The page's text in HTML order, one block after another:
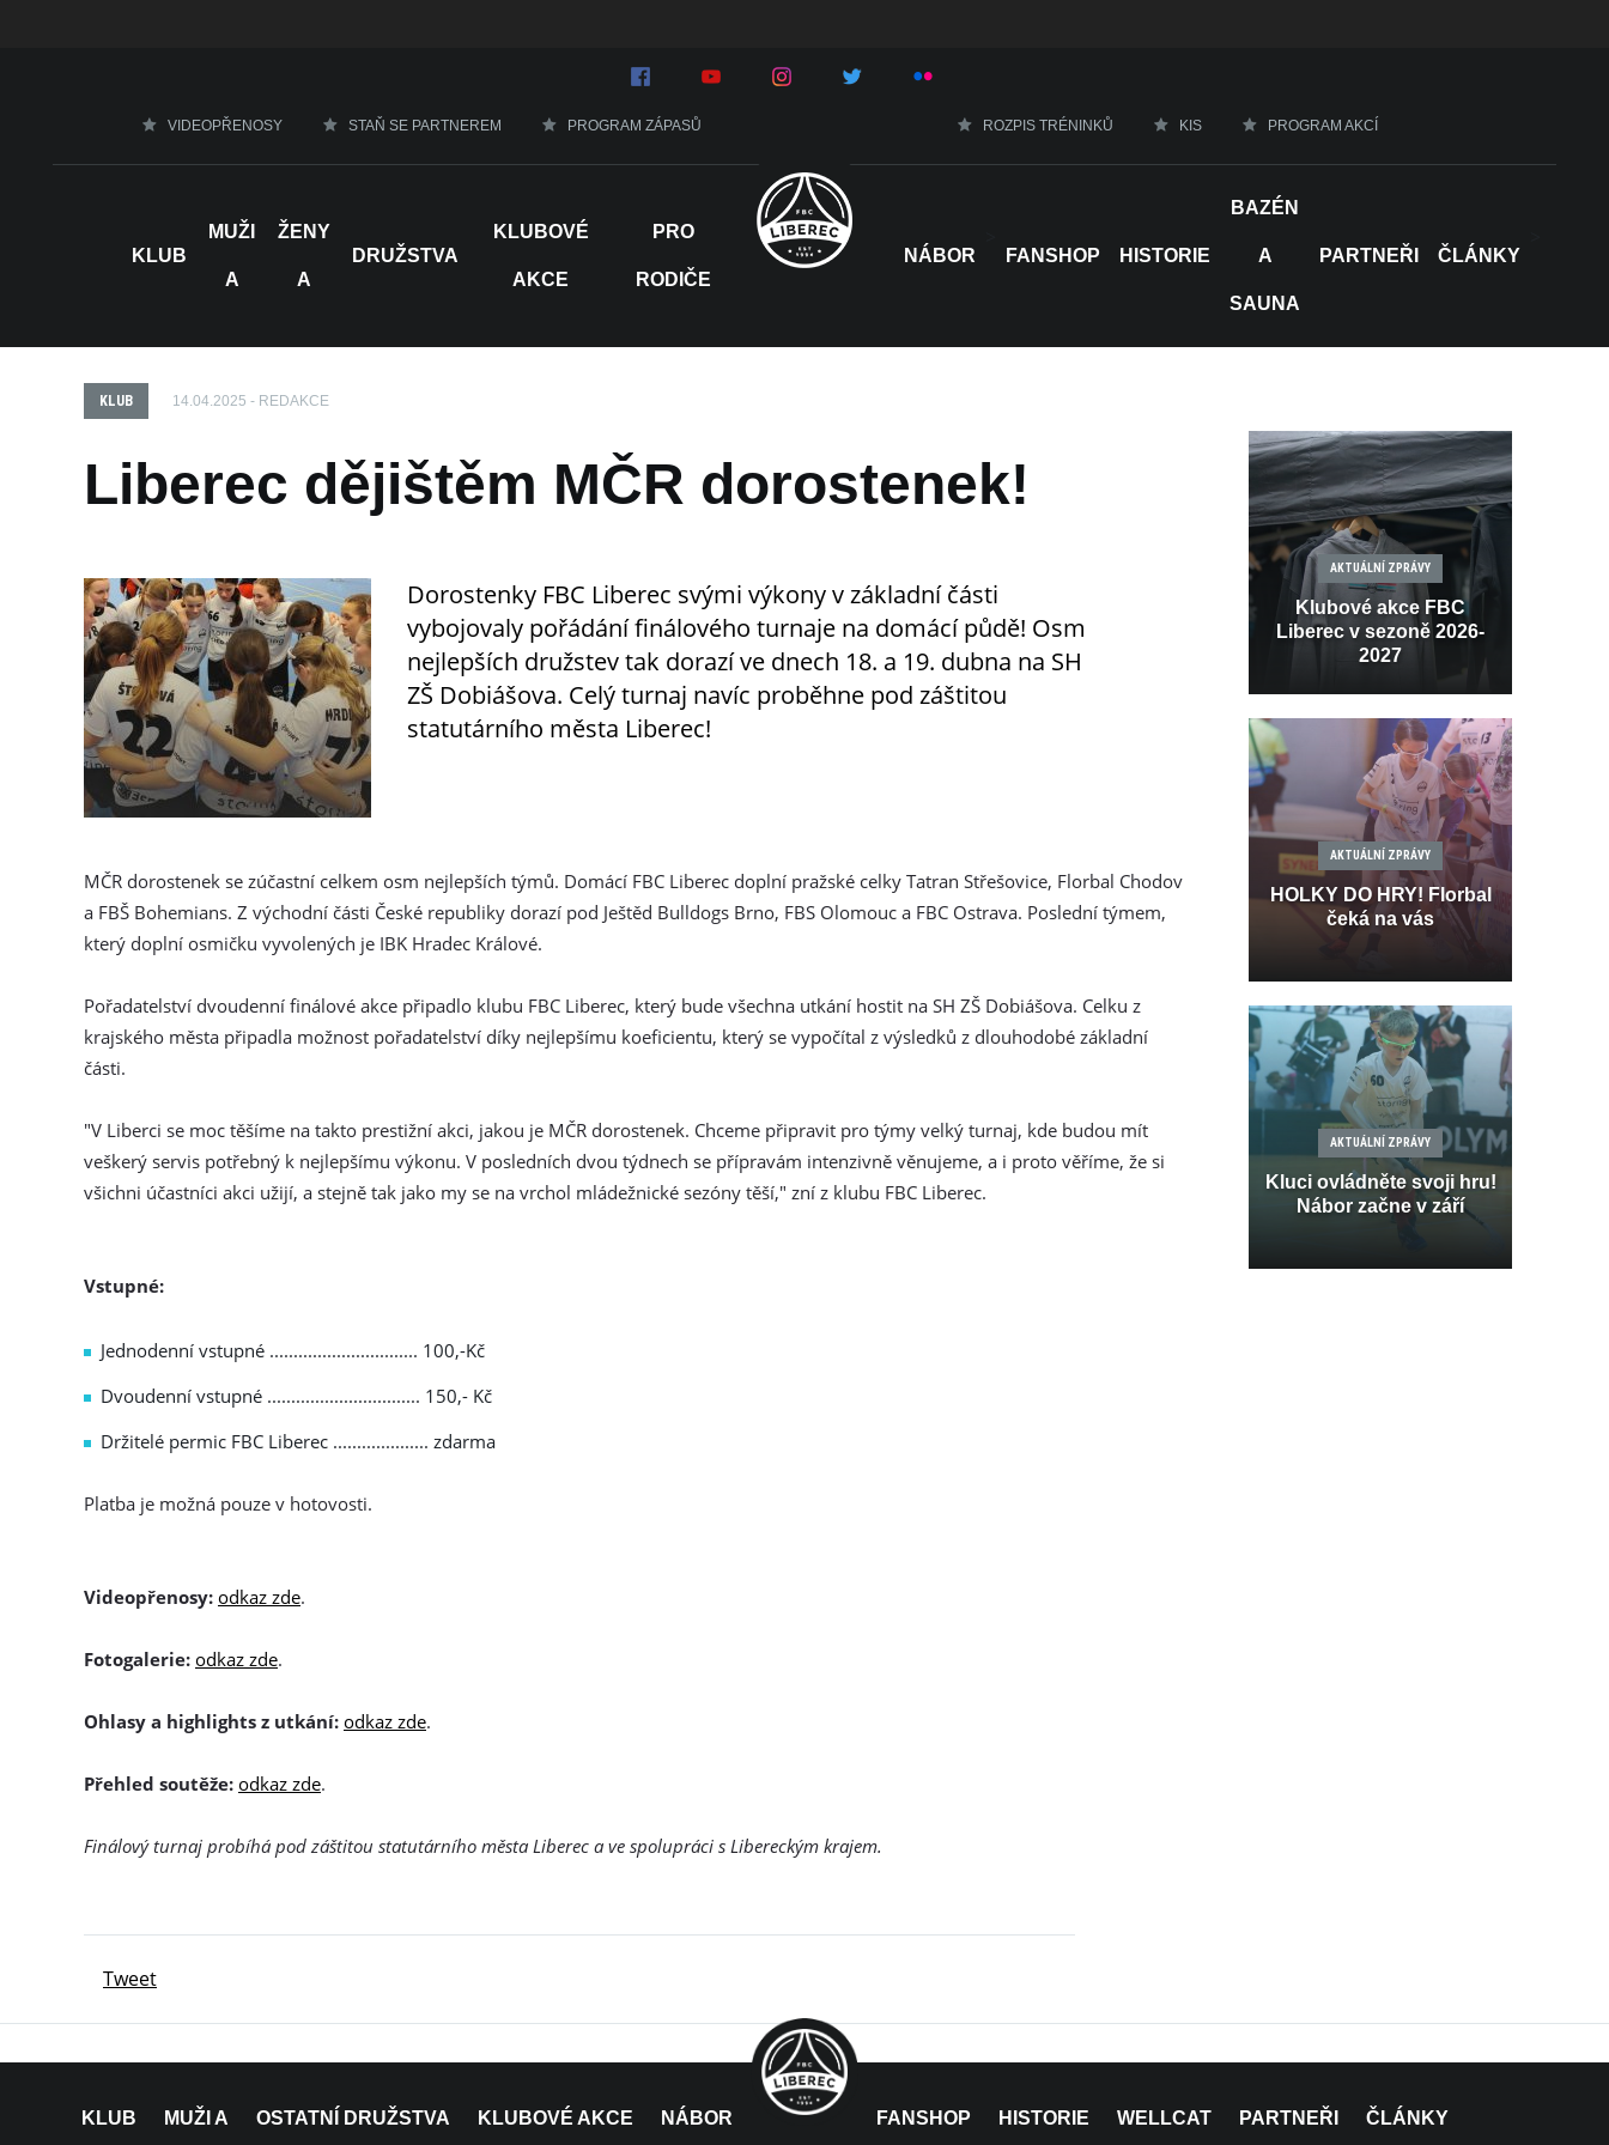
VIDEOPŘENOSY STAŇ SE PARTNEREM PROGRAM ZÁPASŮ ROZPIS TRÉNINKŮ KIS PROGRAM AKCÍ
KLUB
MUŽI
A
ŽENY
A
DRUŽSTVA
KLUBOVÉ
AKCE
PRO
RODIČE
NÁBOR FANSHOP HISTORIE
BAZÉN
A
SAUNA
PARTNEŘI ČLÁNKY
KLUB 14.04.2025 - REDAKCE
Liberec dějištěm MČR dorostenek!
Dorostenky FBC Liberec svými výkony v základní části
vybojovaly pořádání finálového turnaje na domácí půdě! Osm
nejlepších družstev tak dorazí ve dnech 18. a 19. dubna na SH
ZŠ Dobiášova. Celý turnaj navíc proběhne pod záštitou
statutárního města Liberec!
MČR dorostenek se zúčastní celkem osm nejlepších týmů. Domácí FBC Liberec doplní pražské celky Tatran Střešovice, Florbal Chodov
a FBŠ Bohemians. Z východní části České republiky dorazí pod Ještěd Bulldogs Brno, FBS Olomouc a FBC Ostrava. Poslední týmem,
který doplní osmičku vyvolených je IBK Hradec Králové.
Pořadatelství dvoudenní finálové akce připadlo klubu FBC Liberec, který bude všechna utkání hostit na SH ZŠ Dobiášova. Celku z
krajského města připadla možnost pořadatelství díky nejlepšímu koeficientu, který se vypočítal z výsledků z dlouhodobé základní
části.
"V Liberci se moc těšíme na takto prestižní akci, jakou je MČR dorostenek. Chceme připravit pro týmy velký turnaj, kde budou mít
veškerý servis potřebný k nejlepšímu výkonu. V posledních dvou týdnech se přípravám intenzivně věnujeme, a i proto věříme, že si
všichni účastníci akci užijí, a stejně tak jako my se na vrchol mládežnické sezóny těší," zní z klubu FBC Liberec.
Vstupné:
Jednodenní vstupné ............................... 100,-Kč
Dvoudenní vstupné ................................ 150,- Kč
Držitelé permic FBC Liberec .................... zdarma
Platba je možná pouze v hotovosti.
Videopřenosy: odkaz zde.
Fotogalerie: odkaz zde.
Ohlasy a highlights z utkání: odkaz zde.
Přehled soutěže: odkaz zde.
Finálový turnaj probíhá pod záštitou statutárního města Liberec a ve spolupráci s Libereckým krajem.
Tweet
AKTUÁLNÍ ZPRÁVY
Klubové akce FBC
Liberec v sezoně 2026-
2027
AKTUÁLNÍ ZPRÁVY
HOLKY DO HRY! Florbal
čeká na vás
AKTUÁLNÍ ZPRÁVY
Kluci ovládněte svoji hru!
Nábor začne v září
KLUB MUŽI A OSTATNÍ DRUŽSTVA KLUBOVÉ AKCE NÁBOR FANSHOP HISTORIE WELLCAT PARTNEŘI ČLÁNKY